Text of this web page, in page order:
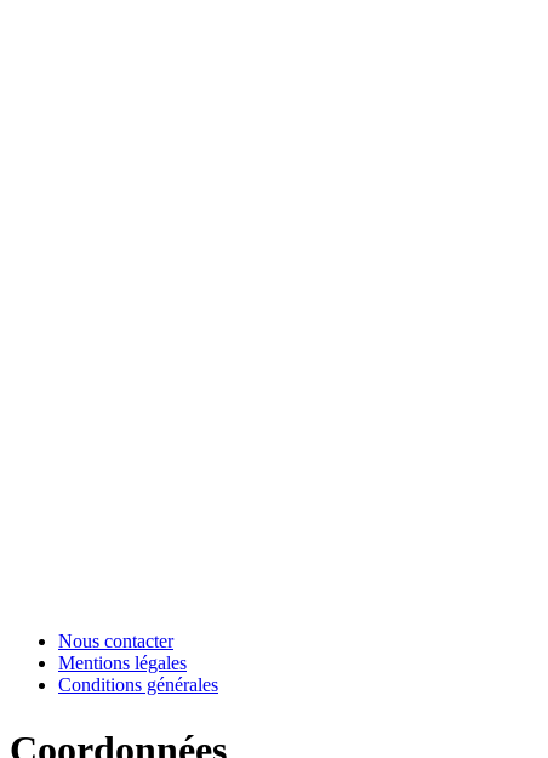
Nous contacter
Mentions légales
Conditions générales